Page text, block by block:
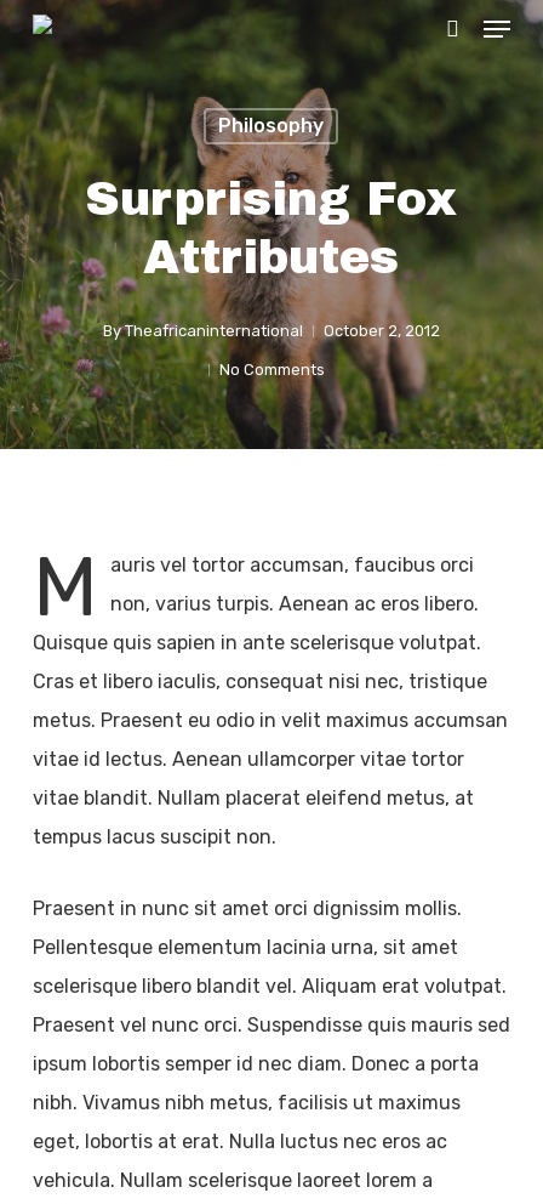
Skip
main
content
Menu
Philosophy
Surprising Fox
Attributes
By Theafricaninternational October 2, 2012
No Comments
M
auris vel tortor accumsan, faucibus orci
non, varius turpis. Aenean ac eros libero.
Quisque quis sapien in ante scelerisque volutpat.
Cras et libero iaculis, consequat nisi nec, tristique
metus. Praesent eu odio in velit maximus accumsan
vitae id lectus. Aenean ullamcorper vitae tortor
vitae blandit. Nullam placerat eleifend metus, at
tempus lacus suscipit non.
Praesent in nunc sit amet orci dignissim mollis.
Pellentesque elementum lacinia urna, sit amet
scelerisque libero blandit vel. Aliquam erat volutpat.
Praesent vel nunc orci. Suspendisse quis mauris sed
ipsum lobortis semper id nec diam. Donec a porta
nibh. Vivamus nibh metus, facilisis ut maximus
eget, lobortis at erat. Nulla luctus nec eros ac
vehicula. Nullam scelerisque laoreet lorem a